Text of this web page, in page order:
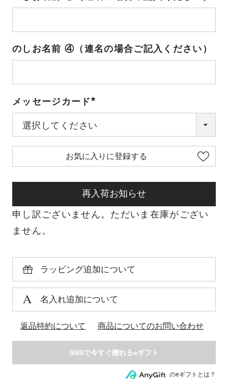
のしお名前 ④（連名の場合ご記入ください）
メッセージカード
(必
須)
お気に入りに登録する
再入荷お知らせ
申し訳ございません。ただいま在庫がござい
ません。
ラッピング追加について
名入れ追加について
返品特約について 商品についてのお問い合わせ
のeギフトとは？